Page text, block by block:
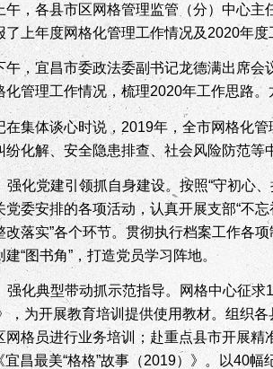
午，各县市区网格管理监管（分）中心主
了上年度网格化管理工作情况及 2020年度
午，宜昌市委政法委副书记龙德满出席
化管理工作情况，梳理2020年工作思路。
在集体谈心时说， 2019年，全市网格化
纷化解、安全隐患排查、社会风险防范等
强化党建引领抓自身建设。按照“守初心
党委安排的各项活动，认真开展支部“不
改落实”各个环节。贯彻执行档案工作各
“图书角”，打造党员学习阵地。
强化典型带动抓示范指导。网格中心征求
，为开展教育培训提供使用教材。组织
网格员进行业务培训；赴重点县市开展
宜昌最美“格格”故事（2019）》。以40幅